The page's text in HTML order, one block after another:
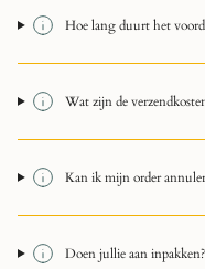
Hoe lang duurt het
Wat zijn de
Kan ik mijn order
Doen jullie aan inpakken?